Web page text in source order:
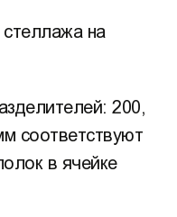
на
200,
соответствуют
в ячейке